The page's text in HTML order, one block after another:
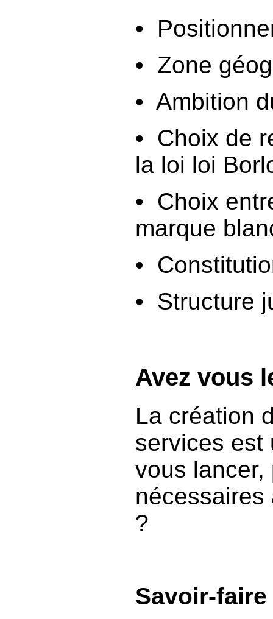
•
• Zone
• Ambition
• Choix de
la loi loi
• Choix
marque
•
• Structure
Avez vous
La création
services est
vous
nécessaires
?
Savoir-faire